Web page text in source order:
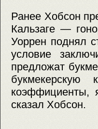
Ранее Хобсон
Кальзаге —
Уоррен поднял
условие
предложат
коэффициенты,
сказал Хобсон.